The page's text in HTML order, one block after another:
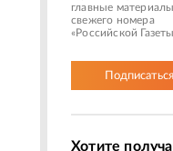
главные материалы
свежего номера
«Российской
Подписаться
Хотите